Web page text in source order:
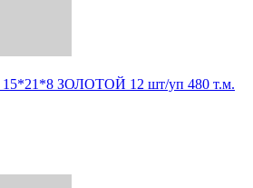
15*21*8 ЗОЛОТОЙ 12 шт/уп 480 т.м.